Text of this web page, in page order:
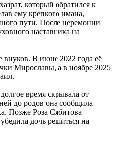
который обратился к
ему крепкого имана,
пути. После церемонии
наставника на
внуков. В июне 2022 года её
Мирославы, а в ноябре 2025
время скрывала от
до родов она сообщила
Позже Роза Сябитова
дочь решиться на